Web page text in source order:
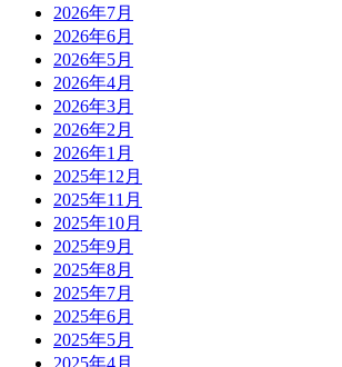
2026年7月
2026年6月
2026年5月
2026年4月
2026年3月
2026年2月
2026年1月
2025年12月
2025年11月
2025年10月
2025年9月
2025年8月
2025年7月
2025年6月
2025年5月
2025年4月